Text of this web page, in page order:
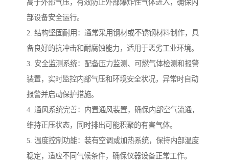
高于外部气压，有效防止外部爆炸性气体进入，确保内
部设备安全运行。
2. 结构坚固耐用：通常采用钢材或不锈钢材料制作，具
备良好的抗冲击和耐腐蚀能力，适用于恶劣工业环境。
3. 安全监测系统：配备压力监测、可燃气体检测和报警
装置，实时监控内部气压和环境安全状况，异常时自动
报警并启动保护措施。
4. 通风系统完善：内置通风装置，确保内部空气流通，
维持正压状态，同时排出可能积聚的有害气体。
5. 温度控制功能：装有空调或加热系统，保持内部温度
稳定，适应不同气候条件，确保仪器设备正常工作。